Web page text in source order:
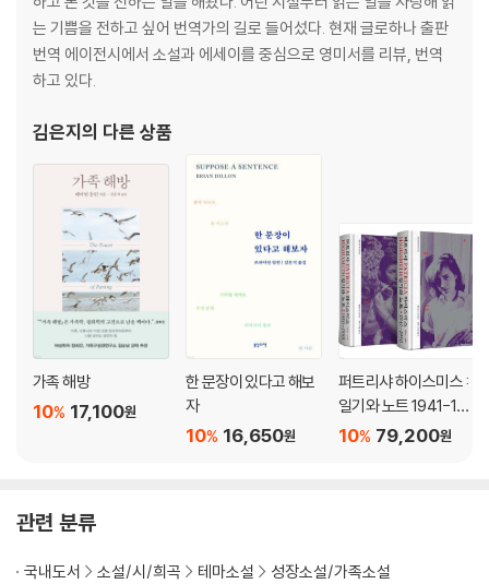
는 기쁨을 전하고 싶어 번역가의 길로 들어섰다. 현재 글로하나 출판
번역 에이전시에서 소설과 에세이를 중심으로 영미서를 리뷰, 번역
하고 있다.
김은지 의 다른 상품
가족 해방
17,100원
10%
한 문장이 있다고 해보
자
16,650원
10%
퍼트리샤 하이스미스 :
일기와 노트 1941-199
5
79,200원
10%
관련 분류
국내도서 소설/시/희곡 테마소설
성장소설/가족소설